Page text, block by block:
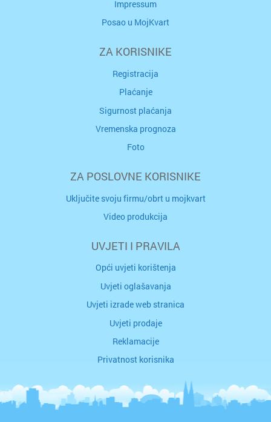
Impressum
Posao u MojKvart
ZA KORISNIKE
Registracija
Plaćanje
Sigurnost plaćanja
Vremenska prognoza
Foto
ZA POSLOVNE KORISNIKE
Uključite svoju firmu/obrt u mojkvart
Video produkcija
UVJETI I PRAVILA
Opći uvjeti korištenja
Uvjeti oglašavanja
Uvjeti izrade web stranica
Uvjeti prodaje
Reklamacije
Privatnost korisnika